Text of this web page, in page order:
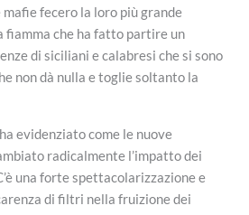
mafie fecero la loro più grande
fiamma che ha fatto partire un
di siciliani e calabresi che si sono
non dà nulla e toglie soltanto la
ha evidenziato come le nuove
radicalmente l’impatto dei
una forte spettacolarizzazione e
di filtri nella fruizione dei